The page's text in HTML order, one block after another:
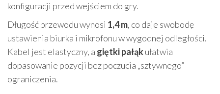
konfiguracji przed wejściem do gry.
Długość przewodu wynosi 1,4 m, co daje swobodę
ustawienia biurka i mikrofonu w wygodnej odległości.
Kabel jest elastyczny, a giętki pałąkułatwia
dopasowanie pozycji bez poczucia „sztywnego”
ograniczenia.